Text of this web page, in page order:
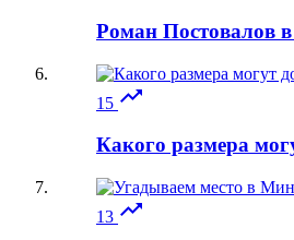
Роман Постовалов
15 
Какого размера
13 